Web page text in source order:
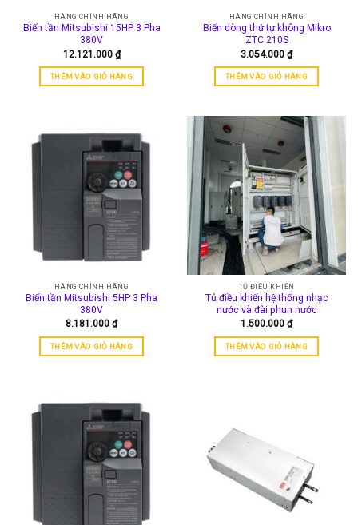
HÀNG CHÍNH HÃNG
Biến tần Mitsubishi 15HP 3 Pha
380V
12.121.000 ₫
THÊM VÀO GIỎ HÀNG
HÀNG CHÍNH HÃNG
Biến dòng thứ tự không Mikro
ZTC 210S
3.054.000 ₫
THÊM VÀO GIỎ HÀNG
HÀNG CHÍNH HÃNG
Biến tần Mitsubishi 5HP 3 Pha
380V
8.181.000 ₫
THÊM VÀO GIỎ HÀNG
TỦ ĐIỀU KHIỂN
Tủ điều khiển hệ thống nhạc
nước và đài phun nước
1.500.000 ₫
THÊM VÀO GIỎ HÀNG